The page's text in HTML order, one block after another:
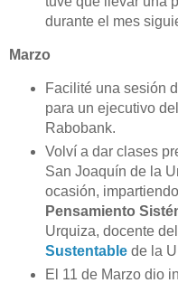
durante el mes
Marzo
Facilité una sesión
para un ejecutivo
Rabobank.
Volví a dar clases
San Joaquín de la
ocasión,
Pensamiento
Urquiza, docente del
Sustentablede la
El 11 de Marzo dio